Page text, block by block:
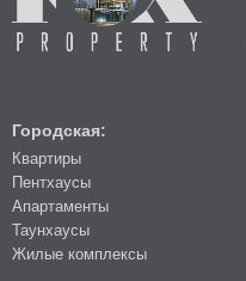
Городская:
Квартиры
Пентхаусы
Апартаменты
Таунхаусы
Жилые комплексы